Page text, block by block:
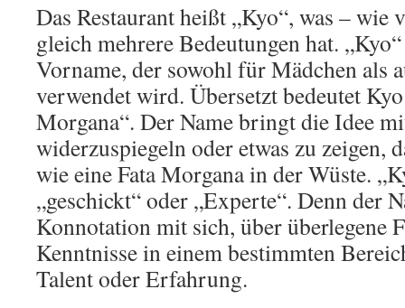
Das Restaurant heißt „Kyo“, was – wie
gleich mehrere Bedeutungen hat.
Vorname, der sowohl für Mädchen als
verwendet wird. Übersetzt bedeutet
Morgana“. Der Name bringt die Idee
widerzuspiegeln oder etwas zu zeigen,
wie eine Fata Morgana in der Wüste.
„geschickt“ oder „Experte“. Denn der
Konnotation mit sich, über überlegene
Kenntnisse in einem bestimmten
Talent oder Erfahrung.